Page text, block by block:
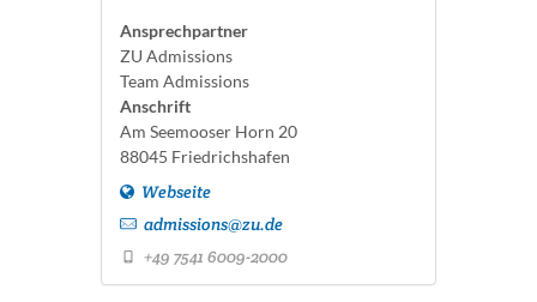
Ansprechpartner
ZU Admissions
Team Admissions
Anschrift
Am Seemooser Horn 20
88045 Friedrichshafen
Webseite
admissions@zu.de
+49 7541 6009-2000